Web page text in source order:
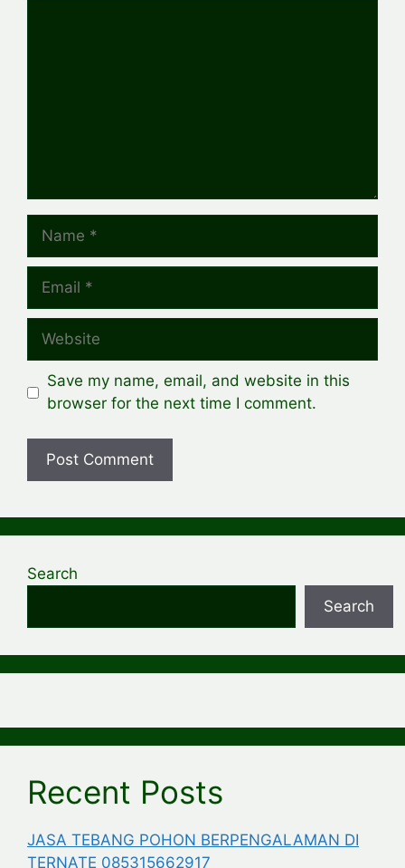
Name
Email
Website
Save my name, email, and website in this
browser for the next time I comment.
Search
Search
Recent Posts
JASA TEBANG POHON BERPENGALAMAN DI
TERNATE 085315662917